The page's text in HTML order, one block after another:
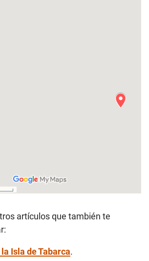
artículos que también te
Isla de Tabarca.